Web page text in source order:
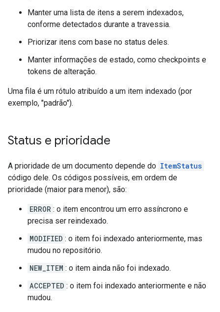
Manter uma lista de itens a serem indexados,
conforme detectados durante a travessia.
Priorizar itens com base no status deles.
Manter informações de estado, como checkpoints e
tokens de alteração.
Uma fila é um rótulo atribuído a um item indexado (por
exemplo, "padrão").
Status e prioridade
A prioridade de um documento depende do ItemStatus
código dele. Os códigos possíveis, em ordem de
prioridade (maior para menor), são:
ERROR : o item encontrou um erro assíncrono e
precisa ser reindexado.
MODIFIED : o item foi indexado anteriormente, mas
mudou no repositório.
NEW_ITEM : o item ainda não foi indexado.
ACCEPTED : o item foi indexado anteriormente e não
mudou.